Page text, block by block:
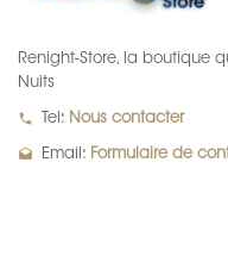
Renight-Store, la boutique
Nuits
local_phone Tel: Nous contacter
drafts Email: Formulaire de